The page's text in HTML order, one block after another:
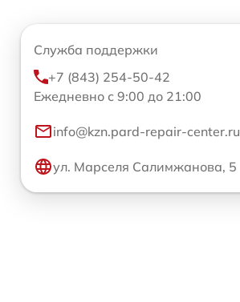
Служба поддержки
+7 (843) 254-50-42
Ежедневно с 9:00 до 21:00
info@kzn.pard-repair-center.ru
ул. Марселя Салимжанова, 5